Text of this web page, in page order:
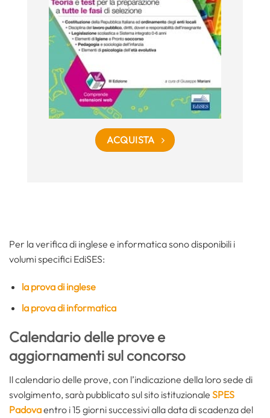
ACQUISTA
Per la verifica di inglese e informatica sono disponibili i
volumi specifici EdiSES:
la prova di inglese
la prova di informatica
Calendario delle prove e
aggiornamenti sul concorso
Il calendario delle prove, con l’indicazione della loro sede di
svolgimento, sarà pubblicato sul sito istituzionale SPES
Padovaentro i 15 giorni successivi alla data di scadenza del